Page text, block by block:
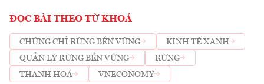
ĐỌC BÀI THEO TỪ KHOÁ
CHỨNG CHỈ RỪNG BỀN VỮNG
KINH TẾ XANH
QUẢN LÝ RỪNG BỀN VỮNG
RỪNG
THANH HOÁ
VNECONOMY